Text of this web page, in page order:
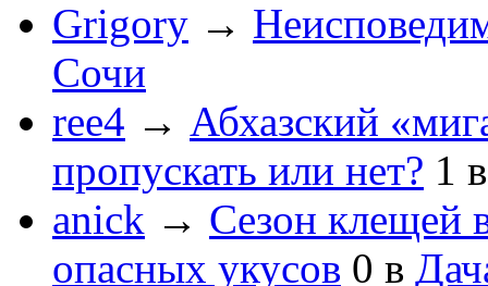
Grigory →
Сочи
ree4 → Абхазский
пропускать или нет? 1
anick → Сезон клещей
опасных укусов 0 в